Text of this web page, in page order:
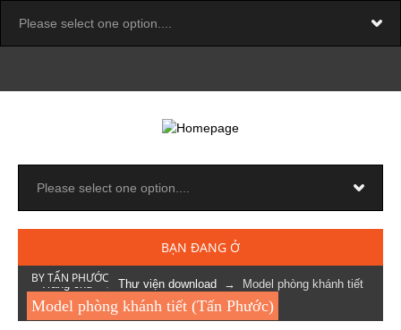
BẠN ĐANG Ở
Trang chủ→ Thư viện download → Model phòng khánh tiết
(Tấn Phước)
BY TẤN PHƯỚC
Model phòng khánh tiết (Tấn Phước)